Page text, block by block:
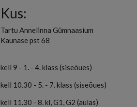
Kus:
Tartu Annelinna Gümnaasium
Kaunase pst 68
kell 9 - 1. - 4. klass (siseõues)
kell 10.30 - 5. - 7. klass (siseõues)
kell 11.30 - 8. kl, G1, G2 (aulas)